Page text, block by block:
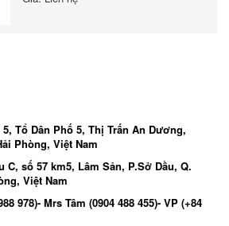
Tổ Dân Phố 5, Thị Trấn An Dương,
Phòng, Việt Nam
C, số 57 km5, Lâm Sản, P.Sở Dầu, Q.
Việt Nam
978)- Mrs Tâm (0904 488 455)- VP (+84